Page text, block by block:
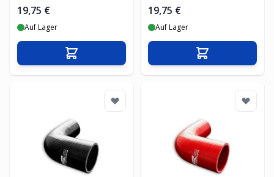
19,75 €
Auf Lager
In den Warenkorb
19,75 €
Auf Lager
In den